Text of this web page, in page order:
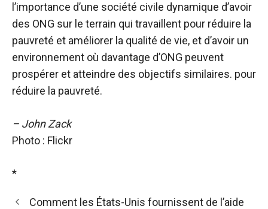
l’importance d’une société civile dynamique d’avoir
des ONG sur le terrain qui travaillent pour réduire la
pauvreté et améliorer la qualité de vie, et d’avoir un
environnement où davantage d’ONG peuvent
prospérer et atteindre des objectifs similaires. pour
réduire la pauvreté.
– John Zack
Photo : Flickr
*
Comment les États-Unis fournissent de l’aide